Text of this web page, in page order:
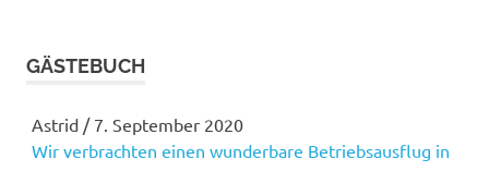
GÄSTEBUCH
Astrid/ 7. September 2020
Wir verbrachten einen wunderbare Betriebsausflug in